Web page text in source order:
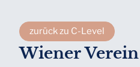
zurück zu C-Level
Wiener